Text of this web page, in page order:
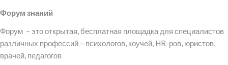
Форум знаний
Форум – это открытая, бесплатная площадка для специалистов
различных профессий – психологов, коучей, HR-ров, юристов,
врачей, педагогов